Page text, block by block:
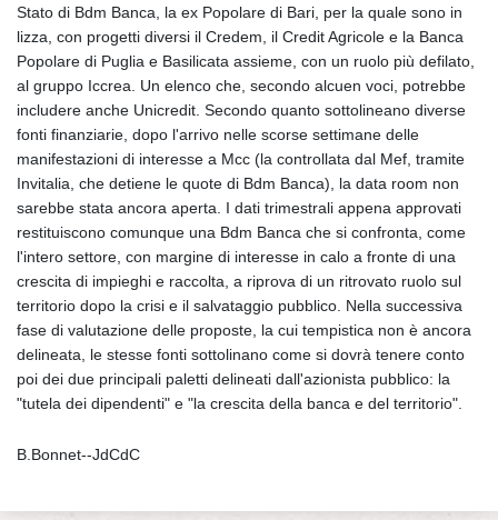
Stato di Bdm Banca, la ex Popolare di Bari, per la quale sono in
lizza, con progetti diversi il Credem, il Credit Agricole e la Banca
Popolare di Puglia e Basilicata assieme, con un ruolo più defilato,
al gruppo Iccrea. Un elenco che, secondo alcuen voci, potrebbe
includere anche Unicredit. Secondo quanto sottolineano diverse
fonti finanziarie, dopo l'arrivo nelle scorse settimane delle
manifestazioni di interesse a Mcc (la controllata dal Mef, tramite
Invitalia, che detiene le quote di Bdm Banca), la data room non
sarebbe stata ancora aperta. I dati trimestrali appena approvati
restituiscono comunque una Bdm Banca che si confronta, come
l'intero settore, con margine di interesse in calo a fronte di una
crescita di impieghi e raccolta, a riprova di un ritrovato ruolo sul
territorio dopo la crisi e il salvataggio pubblico. Nella successiva
fase di valutazione delle proposte, la cui tempistica non è ancora
delineata, le stesse fonti sottolinano come si dovrà tenere conto
poi dei due principali paletti delineati dall'azionista pubblico: la
"tutela dei dipendenti" e "la crescita della banca e del territorio".
B.Bonnet--JdCdC